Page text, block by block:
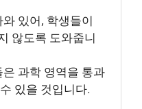
있어, 학생들이
않도록 도와줍니
과학 영역을 통과
있을 것입니다.